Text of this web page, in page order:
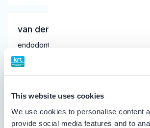
This website uses cookies
We use cookies to personalise content
provide social media features and to
van der Sluis, H.
endodontoloog
Meer informatie tandarts
Meer informatie praktijk